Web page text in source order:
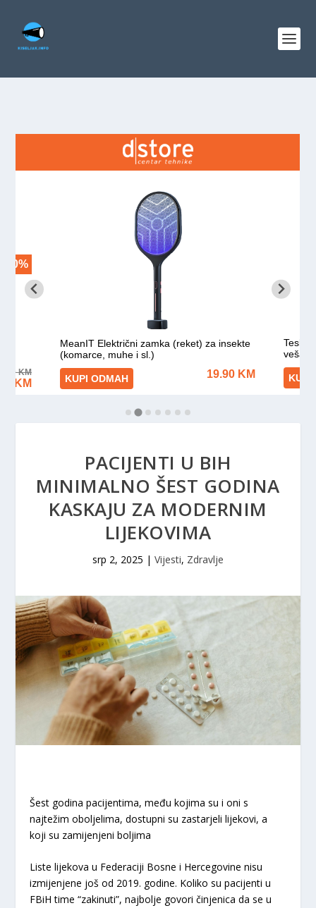
PACIJENTI U BIH
MINIMALNO ŠEST GODINA
KASKAJU ZA MODERNIM
LIJEKOVIMA
srp 2, 2025 | Vijesti, Zdravlje
Šest godina pacijentima, među kojima su i oni s
najtežim oboljelima, dostupni su zastarjeli lijekovi, a
koji su zamijenjeni boljima
Liste lijekova u Federaciji Bosne i Hercegovine nisu
izmijenjene još od 2019. godine. Koliko su pacijenti u
FBiH time “zakinuti”, najbolje govori činjenica da se u